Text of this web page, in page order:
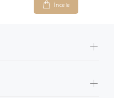
İncele